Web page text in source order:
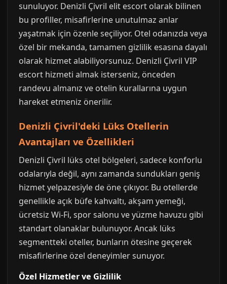
sunuluyor. Denizli Çivril elit escort olarak bilinen
bu profiller, misafirlerine unutulmaz anlar
yaşatmak için özenle seçiliyor. Otel odanızda veya
özel bir mekanda, tamamen gizlilik esasına dayalı
olarak hizmet alabiliyorsunuz. Denizli Çivril VIP
escort hizmeti almak isterseniz, önceden
randevu almanız ve otelin kurallarına uygun
hareket etmeniz önerilir.
Denizli Çivril'deki Lüks Otellerin
Avantajları ve Özellikleri
Denizli Çivril lüks otel bölgeleri, sadece konforlu
odalarıyla değil, aynı zamanda sundukları geniş
hizmet yelpazesiyle de öne çıkıyor. Bu otellerde
genellikle açık büfe kahvaltı, akşam yemeği,
ücretsiz Wi-Fi, spor salonu ve yüzme havuzu gibi
standart olanaklar bulunuyor. Ancak lüks
segmentteki oteller, bunların ötesine geçerek
misafirlerine özel deneyimler sunuyor.
Özel Hizmetler ve Gizlilik